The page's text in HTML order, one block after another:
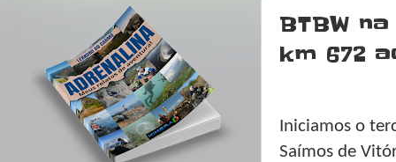
BTBW
km 672
Iniciamos o
Saímos de